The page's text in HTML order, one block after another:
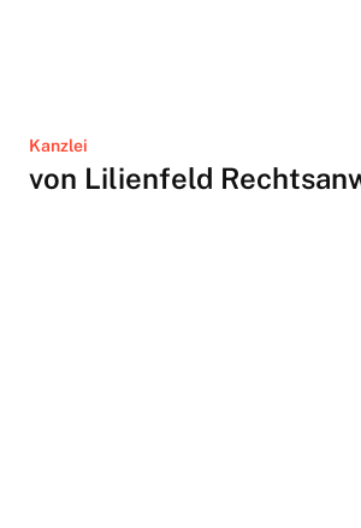
Kanzlei
von Lilienfeld